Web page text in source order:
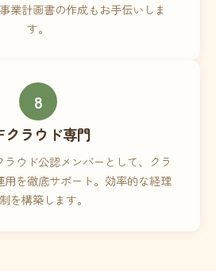
業計画書の作成もお手伝いしま
す。
8
クラウド専門
ウド公認メンバーとして、クラ
用を徹底サポート。効率的な経理
を構築します。